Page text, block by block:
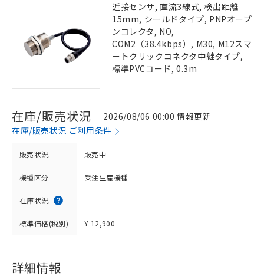
近接センサ, 直流3線式, 検出距離
15mm, シールドタイプ, PNPオープ
ンコレクタ, NO,
COM2（38.4kbps）, M30, M12スマ
ートクリックコネクタ中継タイプ,
標準PVCコード, 0.3m
在庫/販売状況
2026/08/06 00:00 情報更新
在庫/販売状況 ご利用条件
販売状況 販売中
機種区分 受注生産機種
在庫状況
標準価格(税別) ¥ 12,900
詳細情報